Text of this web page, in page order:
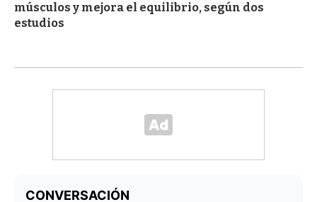
músculos y mejora el equilibrio, según dos
estudios